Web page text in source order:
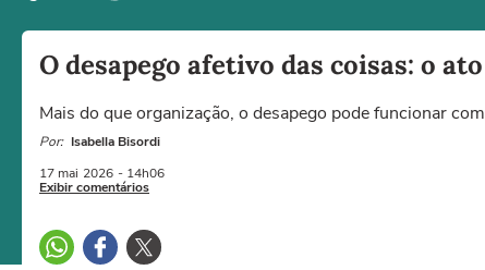
O desapego afetivo das coisas: o
Mais do que organização, o desapego pode funcionar
Por: Isabella Bisordi
17 mai 2026 - 14h06
Exibir comentários